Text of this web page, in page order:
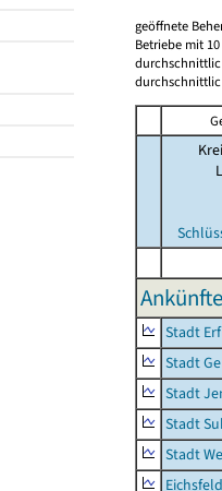
geöffnete
Betriebe mit
Stadt
Stadt
Stadt
Stadt
Stadt
Eichsfeld